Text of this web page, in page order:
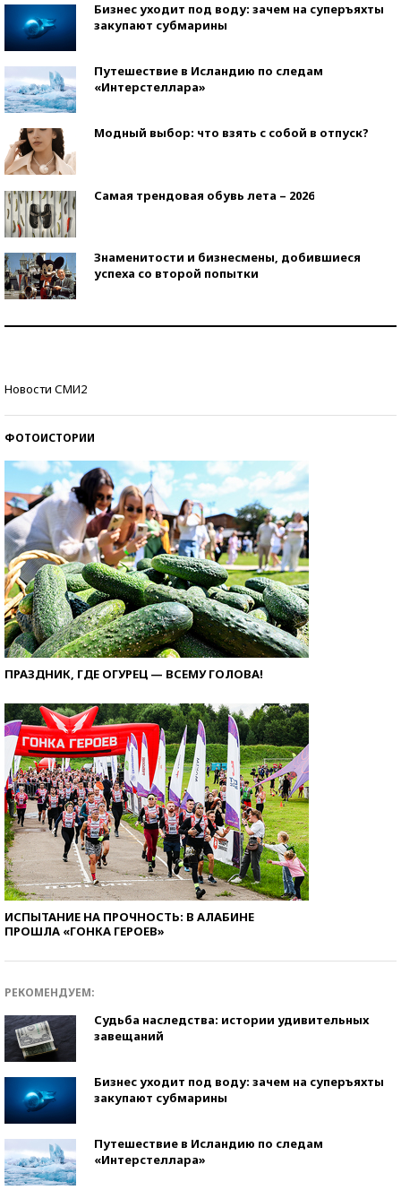
Бизнес уходит под воду: зачем на суперъяхты
закупают субмарины
Путешествие в Исландию по следам
«Интерстеллара»
Модный выбор: что взять с собой в отпуск?
Самая трендовая обувь лета – 2026
Знаменитости и бизнесмены, добившиеся
успеха со второй попытки
Новости СМИ2
ФОТОИСТОРИИ
ПРАЗДНИК, ГДЕ ОГУРЕЦ — ВСЕМУ ГОЛОВА!
ИСПЫТАНИЕ НА ПРОЧНОСТЬ: В АЛАБИНЕ
ПРОШЛА «ГОНКА ГЕРОЕВ»
РЕКОМЕНДУЕМ:
Судьба наследства: истории удивительных
завещаний
Бизнес уходит под воду: зачем на суперъяхты
закупают субмарины
Путешествие в Исландию по следам
«Интерстеллара»